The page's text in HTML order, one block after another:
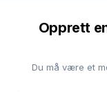
Opprett
Du må være et